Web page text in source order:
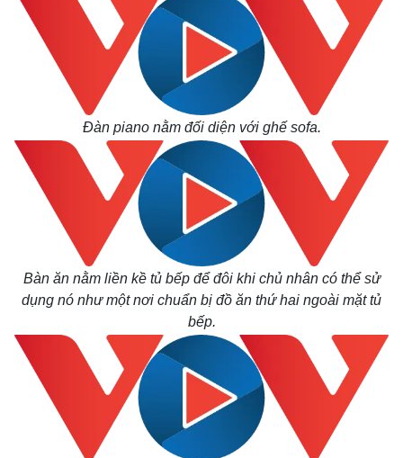
Thế giới
Quan sát
Cuộc sống đó đây
Multimedia
Video
Ảnh
E-Magazine
Infographic
Đàn piano nằm đối diện với ghế sofa.
Bàn ăn nằm liền kề tủ bếp để đôi khi chủ nhân có thể sử
dụng nó như một nơi chuẩn bị đồ ăn thứ hai ngoài mặt tủ
bếp.